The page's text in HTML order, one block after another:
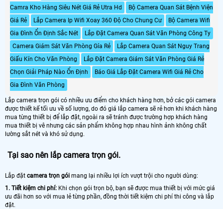
Camra Kho Hàng Siêu Nét Giá Rẻ Utra Hd
Bộ Camera Quan Sát Bệnh Viện
Giá Rẻ
Lắp Camera Ip Wifi Xoay 360 Độ Cho Chung Cư
Bộ Camera Wifi
Gia Đình Ổn Định Sắc Nét
Lắp Đặt Camera Quan Sát Văn Phòng Công Ty
Camera Giám Sát Văn Phòng Gía Rẻ
Lắp Camera Quan Sát Nguy Trang
Giấu Kín Cho Văn Phòng
Lắp Đặt Camera Giám Sát Văn Phòng Giá Rẻ
Chọn Giải Pháp Nào Ổn Định
Báo Giá Lắp Đặt Camera Wifi Giá Rẻ Cho
Gia Đình Văn Phòng
Lắp camera trọn gói có nhiều ưu điểm cho khách hàng hơn, bở các gói camera
được thiết kế tối ưu về số lượng, do đó giá lắp camera sẽ rẻ hơn khi khách hàng
mua từng thiết bị để lắp đặt, ngoài ra sẽ tránh được trường hợp khách hàng
mua thiết bị vê nhưng các sản phẩm không hợp nhau hình ảnh không chất
lường sắt nét và khó sử dụng.
Tại sao nên lắp camera trọn gói.
Lắp đặt camera trọn gói mang lại nhiều lợi ích vượt trội cho người dùng:
1. Tiết kiệm chi phí: Khi chọn gói trọn bộ, bạn sẽ được mua thiết bị với mức giá
ưu đãi hơn so với mua lẻ từng phần, đồng thời tiết kiệm chi phí thi công và lắp
đặt.